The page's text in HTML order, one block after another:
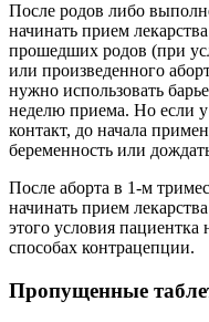
После родов либо
начинать прием
прошедших родов (при
или произведенного
нужно использовать
неделю приема. Но если
контакт, до начала
беременность или
После аборта в 1-м
начинать прием
этого условия
способах контрацепции.
Пропущенные